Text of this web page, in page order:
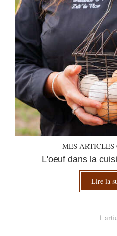
MES
L'oeuf dans la
Lire la
1